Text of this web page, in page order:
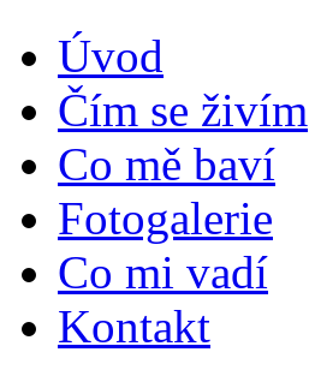
Úvod
Čím se živím
Co mě baví
Fotogalerie
Co mi vadí
Kontakt